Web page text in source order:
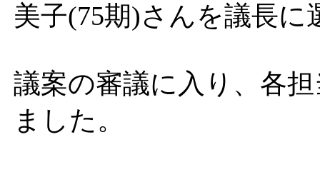
美子(75期)さんを議長に
議案の審議に入り、各
ました。